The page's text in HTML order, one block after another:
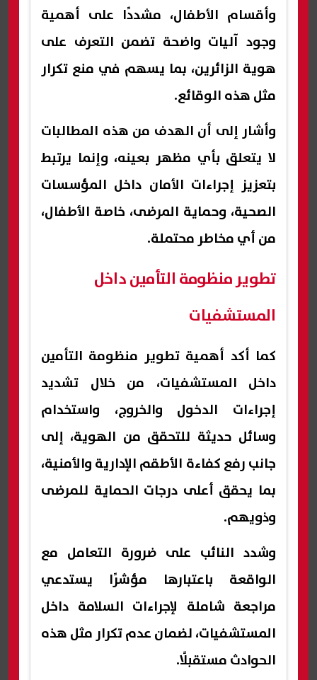
وأقسام الأطفال، مشددًا على أهمية
وجود آليات واضحة تضمن التعرف على
هوية الزائرين، بما يسهم في منع تكرار
مثل هذه الوقائع.
وأشار إلى أن الهدف من هذه المطالبات
لا يتعلق بأي مظهر بعينه، وإنما يرتبط
بتعزيز إجراءات الأمان داخل المؤسسات
الصحية، وحماية المرضى، خاصة الأطفال،
من أي مخاطر محتملة.
تطوير منظومة التأمين داخل
المستشفيات
كما أكد أهمية تطوير منظومة التأمين
داخل المستشفيات، من خلال تشديد
إجراءات الدخول والخروج، واستخدام
وسائل حديثة للتحقق من الهوية، إلى
جانب رفع كفاءة الأطقم الإدارية والأمنية،
بما يحقق أعلى درجات الحماية للمرضى
وذويهم.
وشدد النائب على ضرورة التعامل مع
الواقعة باعتبارها مؤشرًا يستدعي
مراجعة شاملة لإجراءات السلامة داخل
المستشفيات، لضمان عدم تكرار مثل هذه
الحوادث مستقبلًا.